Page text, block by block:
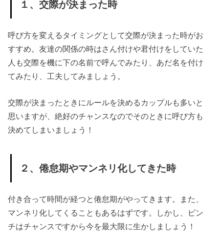
› 最後に
１、交際が決まった時
呼び方を変えるタイミングとして交際が決まった時がお
すすめ。友達の関係の時はさん付けや君付けをしていた
人も交際を機に下の名前で呼んでみたり、あだ名を付け
てみたり、工夫してみましょう。
交際が決まったときにルールを決めるカップルも多いと
思いますが、絶好のチャンスなのでそのときに呼び方も
決めてしまいましょう！
２、倦怠期やマンネリ化してきた時
付き合って時間が経つと倦怠期がやってきます。また、
マンネリ化してくることもあるはずです。しかし、ピン
チはチャンスですから今を最大限に生かしましょう！